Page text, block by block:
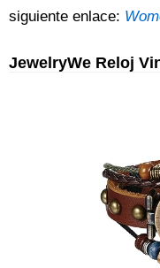
siguiente enlace:
JewelryWe Reloj